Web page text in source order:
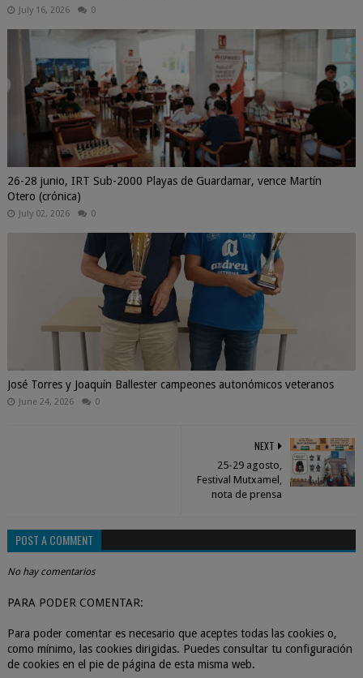
July 16, 2026 0
26-28 junio, IRT Sub-2000 Playas de Guardamar, vence Martín
Otero (crónica)
July 02, 2026 0
José Torres y Joaquín Ballester campeones autonómicos veteranos
June 24, 2026 0
NEXT
25-29 agosto,
Festival Mutxamel,
nota de prensa
POST A COMMENT
No hay comentarios
PARA PODER COMENTAR:
Para poder comentar es necesario que aceptes todas las cookies o,
como mínimo, las cookies dirigidas. Puedes consultar tu configuración
de cookies en el pie de página de esta misma web.